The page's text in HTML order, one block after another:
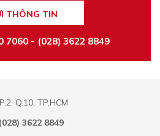
THÔNG TIN
7060 - (028) 3622 8849
Q.10, TP.HCM
3622 8849